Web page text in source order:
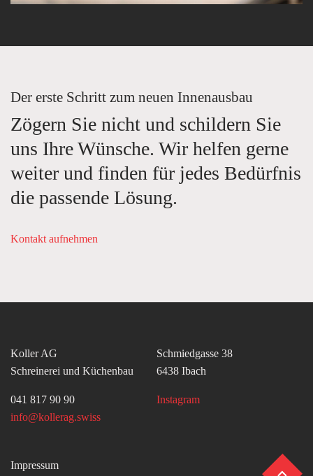
Der erste Schritt zum neuen Innenausbau
Zögern Sie nicht und schildern Sie
uns Ihre Wünsche. Wir helfen gerne
weiter und finden für jedes Bedürfnis
die passende Lösung.
Kontakt aufnehmen
Koller AG
Schreinerei und Küchenbau
Schmiedgasse 38
6438 Ibach
041 817 90 90
info@kollerag.swiss
Instagram
Impressum